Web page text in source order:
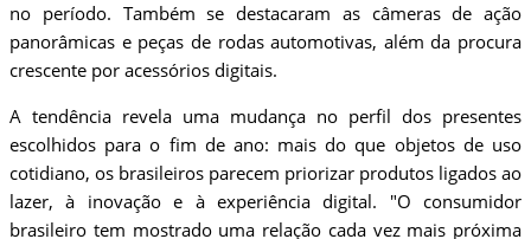
no período. Também se destacaram as câmeras de ação
panorâmicas e peças de rodas automotivas, além da procura
crescente por acessórios digitais.
A tendência revela uma mudança no perfil dos presentes
escolhidos para o fim de ano: mais do que objetos de uso
cotidiano, os brasileiros parecem priorizar produtos ligados ao
lazer, à inovação e à experiência digital. "O consumidor
brasileiro tem mostrado uma relação cada vez mais próxima